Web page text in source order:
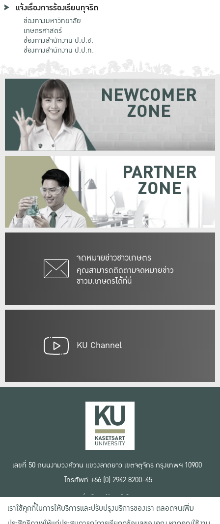
แจ้งเรื่องการร้องเรียนทุจริต
ช่องทางมหาวิทยาลัย
เกษตรศาสตร์
ช่องทางสำนักงาน ป.ป.ช.
ช่องทางสำนักงาน ป.ป.ท.
จดหมายข่าวชาวเกษตร
คุณสามารถติดตามจดหมายข่าว
ชาวม.เกษตรได้ที่นี่
NEWCOMER
ZONE
PARTNER
ZONE
KU Channel
เลขที่ 50 ถนนงามวงศ์วาน แขวงลาดยาว เขตจตุจักร กรุงเทพฯ 10900
โทรศัพท์ +66 (0) 2942 8200-45
เงื่อนไขการใช้งานเว็บไซต์
ข้อตกลงด้านสิทธิ์ใช้งาน
นโยบายความเป็นส่วนตัว
เราใช้คุกกี้ในการให้บริการและปรับปรุงบริการของเรา ตลอดจนเพิ่ม